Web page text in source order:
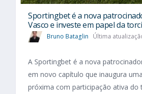
Sportingbet é a nova
Vasco e investe em papel da
Bruno Bataglin Última
A Sportingbet é a nova
em novo capítulo que inaugura
próxima com participação ativa do